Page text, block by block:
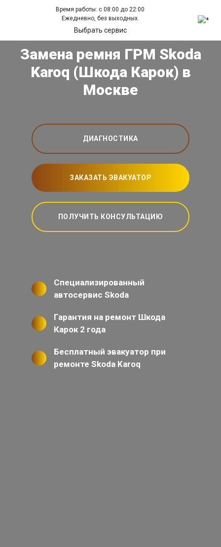
Время работы: с 08:00 до 22:00
Ежедневно, без выходных.
Выбрать сервис
Замена ремня ГРМ Skoda
Karoq (Шкода Карок) в
Москве
ДИАГНОСТИКА
ЗАКАЗАТЬ ЭВАКУАТОР
ПОЛУЧИТЬ КОНСУЛЬТАЦИЮ
Специализированный
автосервис Skoda
Гарантия на ремонт Шкода
Карок 2 года
Бесплатный эвакуатор при
ремонте Skoda Karoq